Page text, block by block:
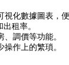
化數據圖表，便
租率。
調價等功能。
作上的繁瑣。